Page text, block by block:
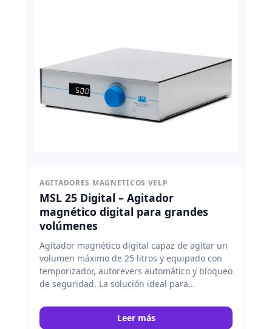
AGITADORES MAGNETICOS VELP
MSL 25 Digital – Agitador
magnético digital para grandes
volúmenes
Agitador magnético digital capaz de agitar un
volumen máximo de 25 litros y equipado con
temporizador, autorevers automático y bloqueo
de seguridad. La solución ideal para
grandes volúmenes en sectores como el
biólogico, farmacéutico, biofarmacéutico y
Leer más